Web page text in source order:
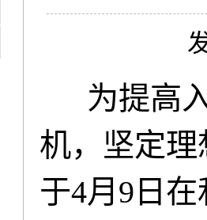
为提高入
机，坚定
于4月9日